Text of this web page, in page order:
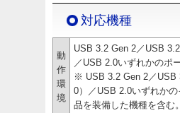
対応機種
動
作
環
境
USB 3.2 Gen 2／USB
／USB 2.0いずれかのポ
※ USB 3.2 Gen 2／USB
0）／USB 2.0いずれか
品を装備した機種を含む。